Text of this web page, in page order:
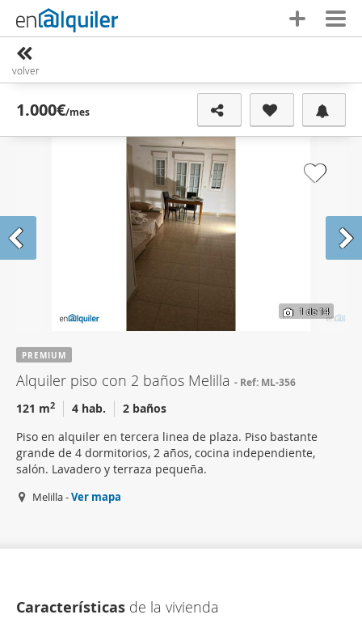
volver
1.000€/mes
1 de 14
PREMIUM
Alquiler piso con 2 baños Melilla Ref: ML-356
121 m2 4 hab.
2 baños
Piso en alquiler en tercera linea de plaza. Piso bastante
grande de 4 dormitorios, 2 años, cocina independiente,
salón. Lavadero y terraza pequeña.
Melilla -Ver mapa
Características de la vivienda